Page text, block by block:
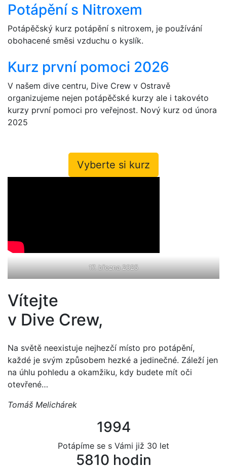
Potápění s Nitroxem
Potápěčský kurz potápění s nitroxem, je používání
obohacené směsi vzduchu o kyslík.
Kurz první pomoci 2026
V našem dive centru, Dive Crew v Ostravě
organizujeme nejen potápěčské kurzy ale i takovéto
kurzy první pomoci pro veřejnost. Nový kurz od února
2025
Vyberte si kurz
17. března 2025
Vítejte
v Dive Crew,
Na světě neexistuje nejhezčí místo pro potápění,
každé je svým způsobem hezké a jedinečné. Záleží jen
na úhlu pohledu a okamžiku, kdy budete mít oči
otevřené…
Tomáš Melichárek
1994
Potápíme se s Vámi již 30 let
5810 hodin